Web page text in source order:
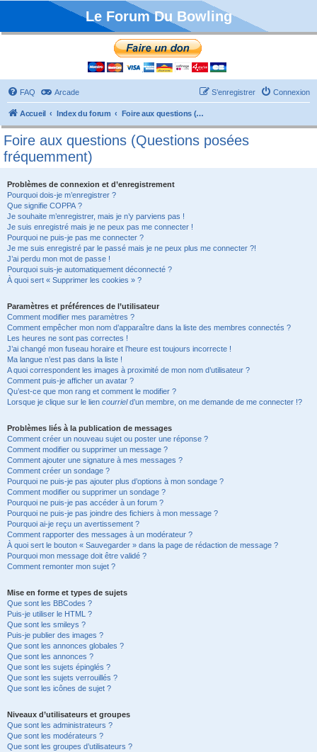
Le Forum Du Bowling
FAQ Arcade Connexion
S’enregistrer
Accueil Index du forum Foire aux questions (Questions posées fréquemment)
Foire aux questions (Questions posées
fréquemment)
Problèmes de connexion et d’enregistrement
Pourquoi dois-je m’enregistrer ?
Que signifie COPPA ?
Je souhaite m’enregistrer, mais je n’y parviens pas !
Je suis enregistré mais je ne peux pas me connecter !
Pourquoi ne puis-je pas me connecter ?
Je me suis enregistré par le passé mais je ne peux plus me connecter ?!
J’ai perdu mon mot de passe !
Pourquoi suis-je automatiquement déconnecté ?
À quoi sert « Supprimer les cookies » ?
Paramètres et préférences de l’utilisateur
Comment modifier mes paramètres ?
Comment empêcher mon nom d’apparaître dans la liste des membres connectés ?
Les heures ne sont pas correctes !
J’ai changé mon fuseau horaire et l’heure est toujours incorrecte !
Ma langue n’est pas dans la liste !
A quoi correspondent les images à proximité de mon nom d’utilisateur ?
Comment puis-je afficher un avatar ?
Qu’est-ce que mon rang et comment le modifier ?
Lorsque je clique sur le lien courrield’un membre, on me demande de me connecter !?
Problèmes liés à la publication de messages
Comment créer un nouveau sujet ou poster une réponse ?
Comment modifier ou supprimer un message ?
Comment ajouter une signature à mes messages ?
Comment créer un sondage ?
Pourquoi ne puis-je pas ajouter plus d’options à mon sondage ?
Comment modifier ou supprimer un sondage ?
Pourquoi ne puis-je pas accéder à un forum ?
Pourquoi ne puis-je pas joindre des fichiers à mon message ?
Pourquoi ai-je reçu un avertissement ?
Comment rapporter des messages à un modérateur ?
À quoi sert le bouton « Sauvegarder » dans la page de rédaction de message ?
Pourquoi mon message doit être validé ?
Comment remonter mon sujet ?
Mise en forme et types de sujets
Que sont les BBCodes ?
Puis-je utiliser le HTML ?
Que sont les smileys ?
Puis-je publier des images ?
Que sont les annonces globales ?
Que sont les annonces ?
Que sont les sujets épinglés ?
Que sont les sujets verrouillés ?
Que sont les icônes de sujet ?
Niveaux d’utilisateurs et groupes
Que sont les administrateurs ?
Que sont les modérateurs ?
Que sont les groupes d’utilisateurs ?